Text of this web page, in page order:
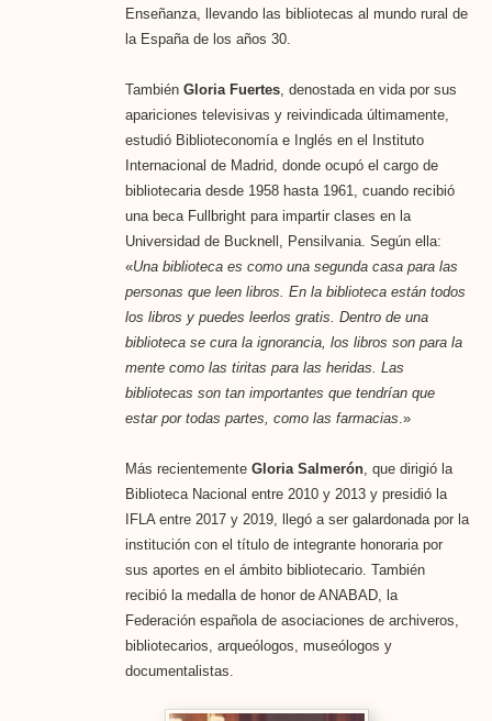
Enseñanza, llevando las bibliotecas al mundo rural de
la España de los años 30.
También Gloria Fuertes, denostada en vida por sus
apariciones televisivas y reivindicada últimamente,
estudió Biblioteconomía e Inglés en el Instituto
Internacional de Madrid, donde ocupó el cargo de
bibliotecaria desde 1958 hasta 1961, cuando recibió
una beca Fullbright para impartir clases en la
Universidad de Bucknell, Pensilvania. Según ella:
«Una biblioteca es como una segunda casa para las
personas que leen libros. En la biblioteca están todos
los libros y puedes leerlos gratis. Dentro de una
biblioteca se cura la ignorancia, los libros son para la
mente como las tiritas para las heridas. Las
bibliotecas son tan importantes que tendrían que
estar por todas partes, como las farmacias.»
Más recientemente Gloria Salmerón, que dirigió la
Biblioteca Nacional entre 2010 y 2013 y presidió la
IFLA entre 2017 y 2019, llegó a ser galardonada por la
institución con el título de integrante honoraria por
sus aportes en el ámbito bibliotecario. También
recibió la medalla de honor de ANABAD, la
Federación española de asociaciones de archiveros,
bibliotecarios, arqueólogos, museólogos y
documentalistas.